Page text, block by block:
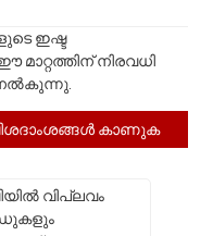
ഇഷ്ട
മാറ്റത്തിന് നിരവധി
കാണുക